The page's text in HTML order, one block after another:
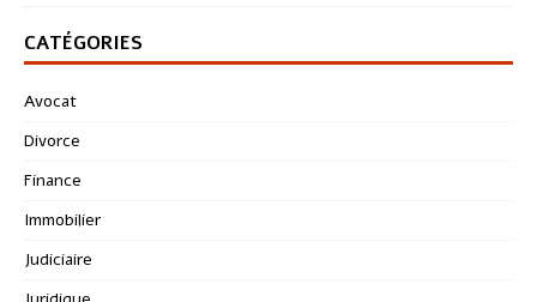
CATÉGORIES
Avocat
Divorce
Finance
Immobilier
Judiciaire